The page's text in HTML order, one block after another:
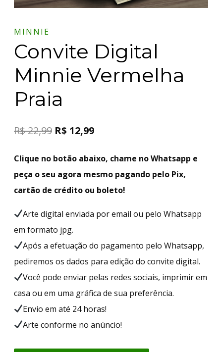
MINNIE
Convite Digital
Minnie Vermelha
Praia
R$22,99 R$ 12,99
Clique no botão abaixo, chame no Whatsapp e
peça o seu agora mesmo pagando pelo Pix,
cartão de crédito ou boleto!
Arte digital enviada por email ou pelo Whatsapp
em formato jpg.
Após a efetuação do pagamento pelo Whatsapp,
pediremos os dados para edição do convite digital.
Você pode enviar pelas redes sociais, imprimir em
casa ou em uma gráfica de sua preferência.
Envio em até 24 horas!
Arte conforme no anúncio!